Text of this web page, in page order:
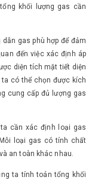
khối lượng gas cần
gas phù hợp để đảm
đến việc xác định áp
diện tích mặt tiết diện
có thể chọn được kích
cung cấp đủ lượng gas
cần xác định loại gas
loại gas có tính chất
an toàn khác nhau.
ta tính toán tổng khối